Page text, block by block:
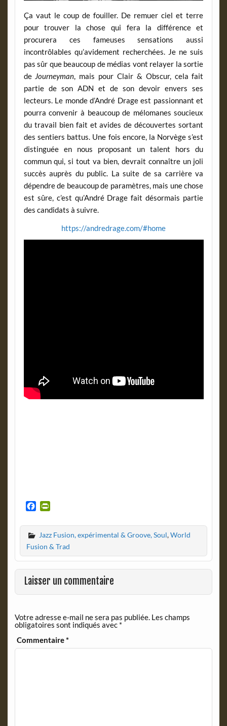
Ça vaut le coup de fouiller. De remuer ciel et terre
pour trouver la chose qui fera la différence et
procurera ces fameuses sensations aussi
incontrôlables qu’avidement recherchées. Je ne suis
pas sûr que beaucoup de médias vont relayer la sortie
de Journeyman, mais pour Clair & Obscur, cela fait
partie de son ADN et de son devoir envers ses
lecteurs. Le monde d’André Drage est passionnant et
pourra convenir à beaucoup de mélomanes soucieux
du travail bien fait et avides de découvertes sortant
des sentiers battus. Une fois encore, la Norvège s’est
distinguée en nous proposant un talent hors du
commun qui, si tout va bien, devrait connaître un joli
succès auprès du public. La suite de sa carrière va
dépendre de beaucoup de paramètres, mais une chose
est sûre, c’est qu’André Drage fait désormais partie
des candidats à suivre.
https://andredrage.com/#home
c
e
b
o
o
k
i
n
t
F
r
i
e
n
l
y
Jazz Fusion, expérimental & Groove, Soul,World
Fusion & Trad
Laisser un commentaire
Votre adresse e-mail ne sera pas publiée. Les champs
obligatoires sont indiqués avec *
Commentaire*